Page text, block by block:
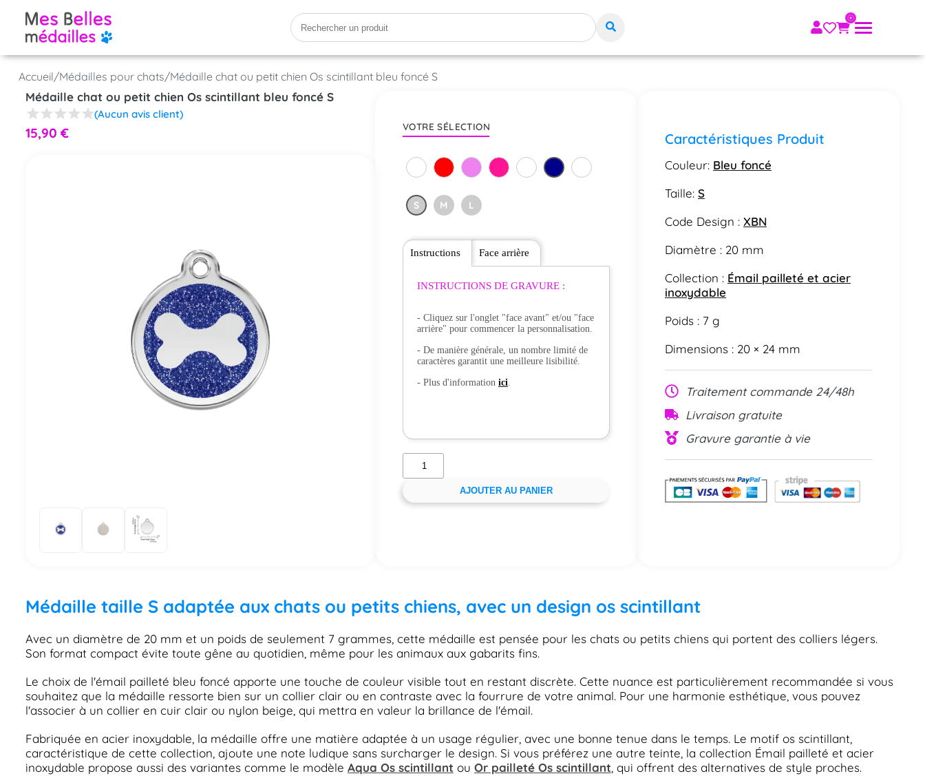
Accueil/Médailles pour chats/Médaille chat ou petit chien Os scintillant bleu foncé S
Médaille chat ou petit chien Os scintillant bleu foncé S
(Aucun avis client)
15,90 € VOTRE SÉLECTION
S M L
Instructions
INSTRUCTIONS DE GRAVURE :
- Cliquez sur l'onglet "face avant" et/ou "face
arrière" pour commencer la personnalisation.
- De manière générale, un nombre limité de
caractères garantit une meilleure lisibilité.
- Plus d'information ici.
Face arrière
AJOUTER AU PANIER
Caractéristiques Produit
Couleur: Bleu foncé
Taille:S
Code Design :XBN
Diamètre : 20 mm
Collection : Émail pailleté et acier
inoxydable
Poids : 7 g
Dimensions : 20 × 24 mm
Traitement commande 24/48h
Livraison gratuite
Gravure garantie à vie
Médaille taille S adaptée aux chats ou petits chiens, avec un design os scintillant
Avec un diamètre de 20 mm et un poids de seulement 7 grammes, cette médaille est pensée pour les chats ou petits chiens qui portent des colliers légers.
Son format compact évite toute gêne au quotidien, même pour les animaux aux gabarits fins.
Le choix de l'émail pailleté bleu foncé apporte une touche de couleur visible tout en restant discrète. Cette nuance est particulièrement recommandée si vous
souhaitez que la médaille ressorte bien sur un collier clair ou en contraste avec la fourrure de votre animal. Pour une harmonie esthétique, vous pouvez
l'associer à un collier en cuir clair ou nylon beige, qui mettra en valeur la brillance de l'émail.
Fabriquée en acier inoxydable, la médaille offre une matière adaptée à un usage régulier, avec une bonne tenue dans le temps. Le motif os scintillant,
caractéristique de cette collection, ajoute une note ludique sans surcharger le design. Si vous préférez une autre teinte, la collection Émail pailleté et acier
inoxydable propose aussi des variantes comme le modèle Aqua Os scintillant ou Or pailleté Os scintillant, qui offrent des alternatives de style proches.